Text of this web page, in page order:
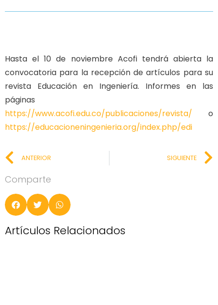
Hasta el 10 de noviembre Acofi tendrá abierta la
convocatoria para la recepción de artículos para su
revista Educación en Ingeniería. Informes en las
páginas
https://www.acofi.edu.co/publicaciones/revista/ o
https://educacioneningenieria.org/index.php/edi
ANTERIOR SIGUIENTE
Comparte
Artículos Relacionados